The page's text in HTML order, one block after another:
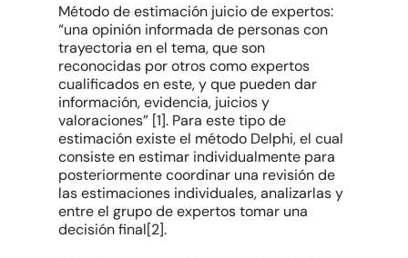
Método de estimación juicio de expertos:
“una opinión informada de personas con
trayectoria en el tema, que son
reconocidas por otros como expertos
cualificados en este, y que pueden dar
información, evidencia, juicios y
valoraciones” [1]. Para este tipo de
estimación existe el método Delphi, el cual
consiste en estimar individualmente para
posteriormente coordinar una revisión de
las estimaciones individuales, analizarlas y
entre el grupo de expertos tomar una
decisión final[2].